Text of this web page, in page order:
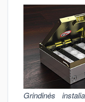
Grindinės